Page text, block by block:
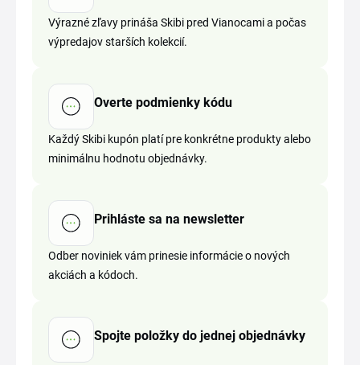
Výrazné zľavy prináša Skibi pred Vianocami a počas
výpredajov starších kolekcií.
Overte podmienky kódu
Každý Skibi kupón platí pre konkrétne produkty alebo
minimálnu hodnotu objednávky.
Prihláste sa na newsletter
Odber noviniek vám prinesie informácie o nových
akciách a kódoch.
Spojte položky do jednej objednávky